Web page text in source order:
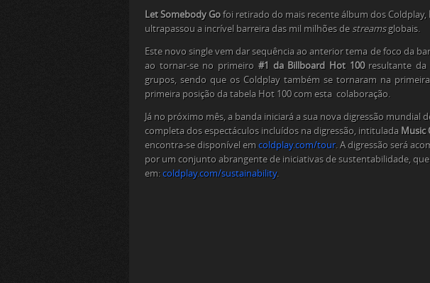
Let Somebody Go foi retirado do mais recente álbum dos Coldplay,
ultrapassou a incrível barreira das mil milhões de streamsglobais.
Este novo single vem dar sequência ao anterior tema de foco da
ao tornar-se no primeiro #1 da Billboard Hot 100resultante da
grupos, sendo que os Coldplay também se tornaram na
primeira posição da tabela Hot 100 com esta colaboração.
Já no próximo mês, a banda iniciará a sua nova digressão mundial
completa dos espectáculos incluídos na digressão, intitulada Music
encontra-se disponível em coldplay.com/tour. A digressão será
por um conjunto abrangente de iniciativas de sustentabilidade,
em: coldplay.com/sustainability.